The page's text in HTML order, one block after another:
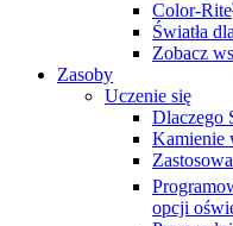
Color-Rite
Światła
Zobacz
Zasoby
Uczenie się
Dlaczego
Kamienie
opcji